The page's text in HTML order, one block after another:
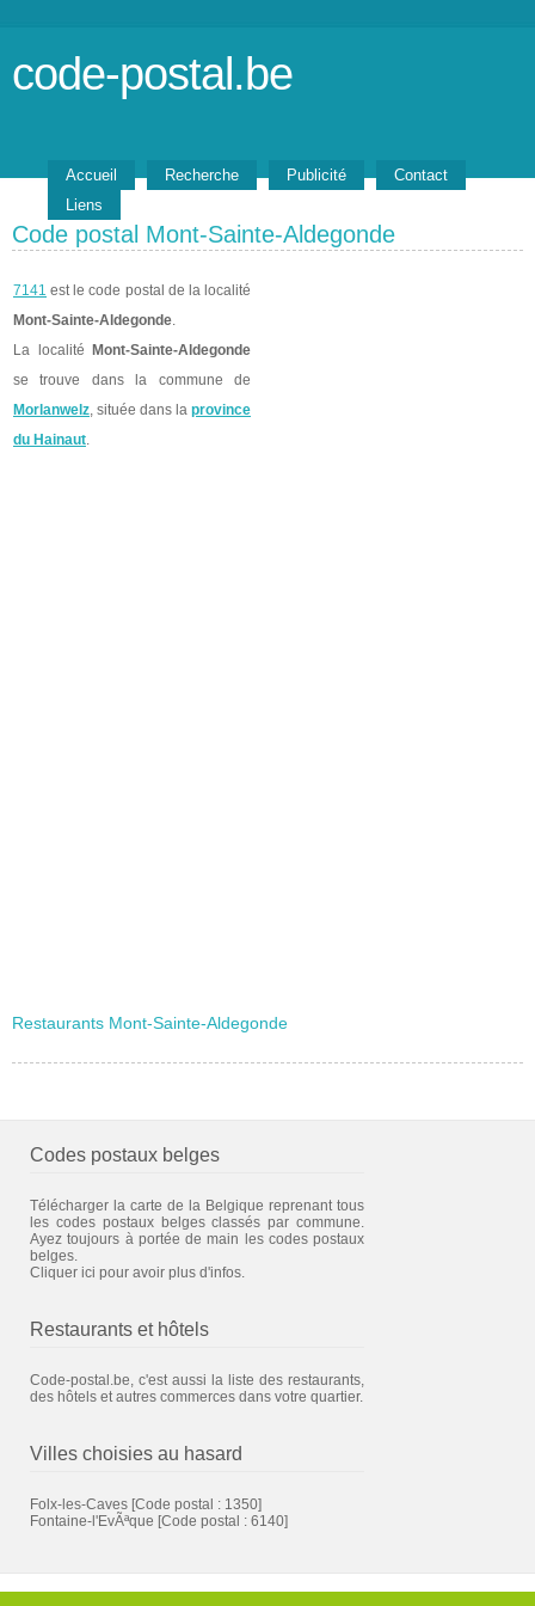
code-postal.be
Accueil Recherche Publicité
Contact
Liens
Code postal Mont-Sainte-Aldegonde
7141 est le code postal de la localité
Mont-Sainte-Aldegonde.
La localité
Mont-Sainte-Aldegonde
se trouve dans la commune de
Morlanwelz, située dans la province
du Hainaut.
Restaurants Mont-Sainte-Aldegonde
Codes postaux belges
Télécharger la carte de la Belgique reprenant tous
les codes postaux belges classés par commune.
Ayez toujours à portée de main les codes postaux
belges.
Cliquer ici pour avoir plus d'infos.
Restaurants et hôtels
Code-postal.be, c'est aussi la liste des restaurants,
des hôtels et autres commerces dans votre quartier.
Villes choisies au hasard
Folx-les-Caves [Code postal : 1350]
Fontaine-l'EvÃªque [Code postal : 6140]